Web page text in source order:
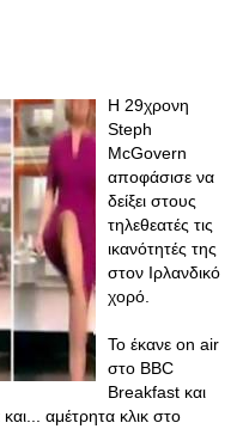
Η 29χρονη
Steph
McGovern
αποφάσισε να
δείξει στους
τηλεθεατές τις
ικανότητές της
στον Ιρλανδικό
χορό.
Το έκανε on air
στο BBC
Breakfast και
αμέτρητα κλικ στο